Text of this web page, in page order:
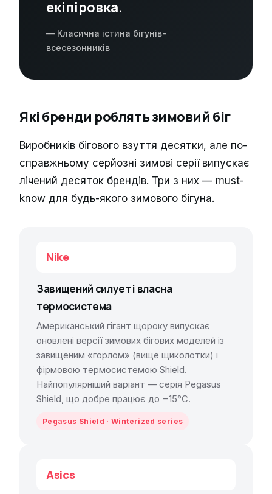
екіпіровка.
— Класична істина бігунів-
всесезонників
Які бренди роблять зимовий біг
Виробників бігового взуття десятки, але по-
справжньому серйозні зимові серії випускає
лічений десяток брендів. Три з них — must-
know для будь-якого зимового бігуна.
Nike
Завищений силует і власна
термосистема
Американський гігант щороку випускає
оновлені версії зимових бігових моделей із
завищеним «горлом» (вище щиколотки) і
фірмовою термосистемою Shield.
Найпопулярніший варіант — серія Pegasus
Shield, що добре працює до −15°C.
Pegasus Shield · Winterized series
Asics